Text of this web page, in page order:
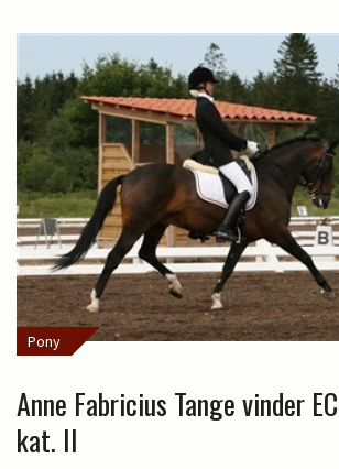
Pony
Anne Fabricius Tange vinder
kat. II